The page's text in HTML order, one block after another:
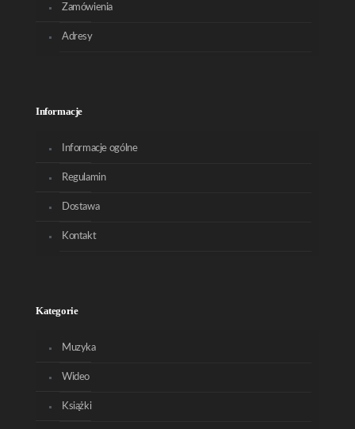
Zamówienia
Adresy
Informacje
Informacje ogólne
Regulamin
Dostawa
Kontakt
Kategorie
Muzyka
Wideo
Książki